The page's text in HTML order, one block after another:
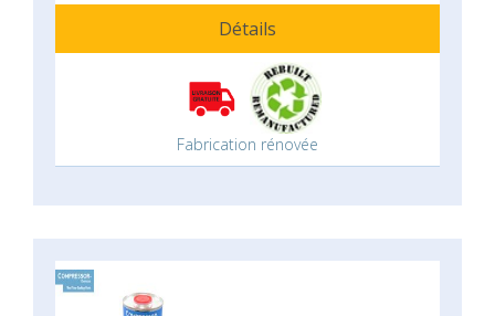
Détails
Fabrication rénovée